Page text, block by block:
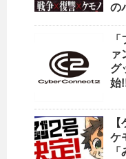
の
ァ
グ
始
ケ